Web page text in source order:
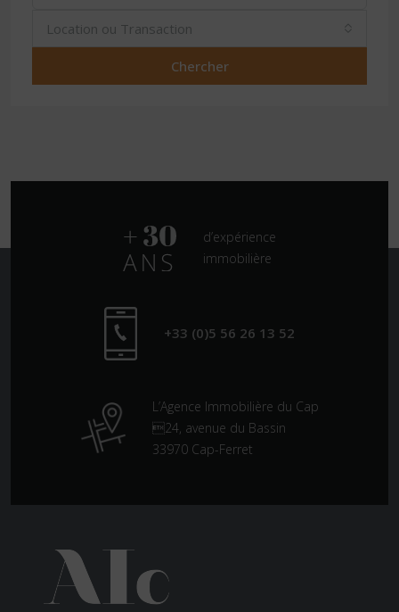
Location ou Transaction
Chercher
d’expérience
immobilière
+33 (0)5 56 26 13 52
L’Agence Immobilière du Cap
24, avenue du Bassin
33970 Cap-Ferret